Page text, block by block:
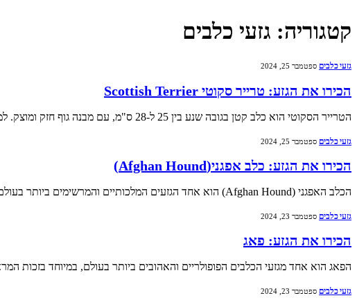
קטגוריה: גזעי כלבים
גזעי כלבים ספטמבר 25, 2024
הכירו את הגזע: טרייר סקוטי Scottish Terrier
הטרייר הסקוטי הוא כלב קטן בגובה שנע בין 25 ל-28 ס"מ, עם מבנה גוף חזק ומוצק. למרות גודלו הקטן, הוא כלב חזק ובעל נוכחות. משקלו נע…
גזעי כלבים ספטמבר 25, 2024
הכירו את הגזע: כלב אפגני(Afghan Hound)
הכלב האפגני (Afghan Hound) הוא אחד הגזעים המלכותיים והמרשימים ביותר בעולם הכלבים. הוא ידוע במראהו האלגנטי, בפרווה הארוכה והזוהרת שלו, ובאופיו העצמאי והחכם. גזע זה פותח…
גזעי כלבים ספטמבר 23, 2024
הכירו את הגזע: פאג
הפאג הוא אחד מגזעי הכלבים הפופולריים והאהובים ביותר בעולם, במיוחד בזכות
גזעי כלבים ספטמבר 23, 2024